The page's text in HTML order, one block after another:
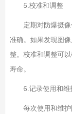
5.校准和调整
定期对防爆摄像仪
准确。如果发现
整。校准和调整
寿命。
6.记录使用和维
每次使用和维护